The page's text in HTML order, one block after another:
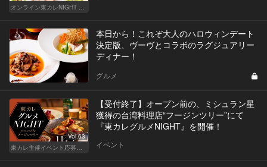
オンライン東カレNIGHT イベント募集
本日から！これぞ大人のハロウィンデート
決定版、ヴーヴとコラボのラグジュアリー
ディナー！
グルメ
Vol.63
東カレ主催イベント応募詳細記事一覧
【受付終了】オープン前の、ミシュラン星
獲得の台湾料理店“フージンツリー”にて
『東カレグルメNIGHT』を開催！
イベント